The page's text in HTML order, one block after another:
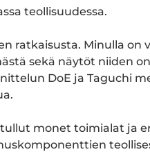
teollisuudessa.
ratkaisusta. Minulla on
sekä näytöt niiden
DoE ja Taguchi
monet toimialat ja